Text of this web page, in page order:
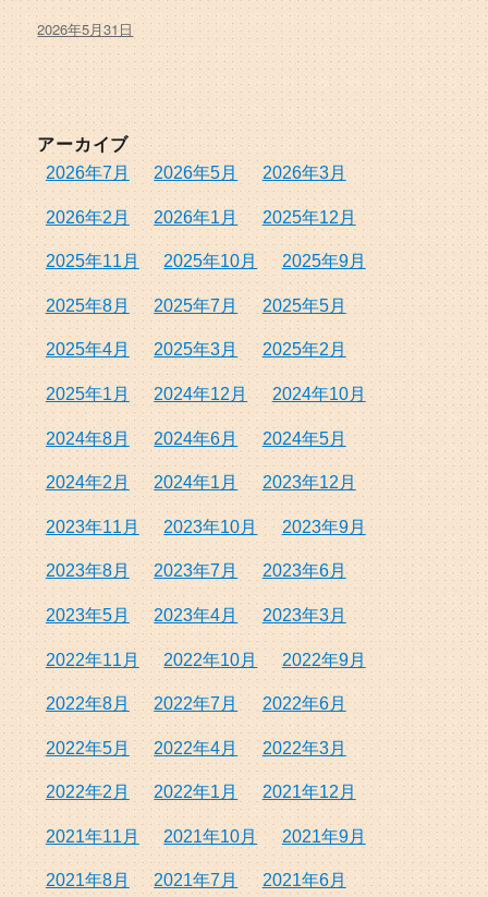
投
日:
2026年5月31日
アーカイブ
2026年7月 2026年5月 2026年3月
2026年2月 2026年1月 2025年12月
2025年11月 2025年10月 2025年9月
2025年8月 2025年7月 2025年5月
2025年4月 2025年3月 2025年2月
2025年1月 2024年12月 2024年10月
2024年8月 2024年6月 2024年5月
2024年2月 2024年1月 2023年12月
2023年11月 2023年10月 2023年9月
2023年8月 2023年7月 2023年6月
2023年5月 2023年4月 2023年3月
2022年11月 2022年10月 2022年9月
2022年8月 2022年7月 2022年6月
2022年5月 2022年4月 2022年3月
2022年2月 2022年1月 2021年12月
2021年11月 2021年10月 2021年9月
2021年8月 2021年7月 2021年6月